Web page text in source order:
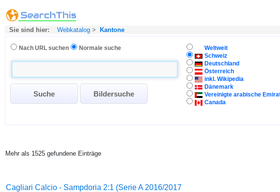
Sie sind hier: Webkatalog > Kantone
Nach URL suchen Normale suche
Weltweit
Schweiz
Deutschland
Österreich
inkl. Wikipedia
Dänemark
Vereinigte arabische
Canada
Mehr als 1525 gefundene Einträge
Cagliari Calcio - Sampdoria 2:1 (Serie A 2016/2017